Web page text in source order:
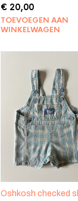
€20,00
TOEVOEGEN AAN
WINKELWAGEN
Oshkosh checked